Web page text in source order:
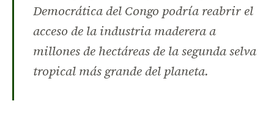
Democrática del Congo podría reabrir el
acceso de la industria maderera a
millones de hectáreas de la segunda selva
tropical más grande del planeta.